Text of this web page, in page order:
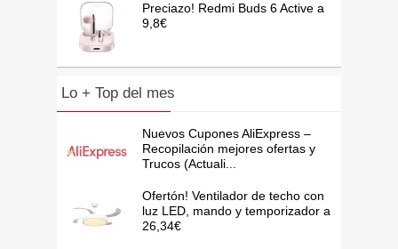
Preciazo! Redmi Buds 6 Active a
9,8€
Lo + Top del mes
Nuevos Cupones AliExpress –
Recopilación mejores ofertas y
Trucos (Actuali...
Ofertón! Ventilador de techo con
luz LED, mando y temporizador a
26,34€